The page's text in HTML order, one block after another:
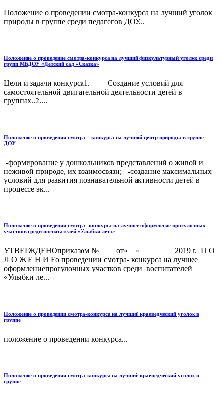
Положение о проведении смотра-конкурса на лучший уголок
природы в группе среди педагогов ДОУ...
Положение о проведение смотра-конкурса на лучший физкультурный уголок среди
групп МБДОУ «Детский сад «Сказка»
Цели и задачи конкурса1. Создание условий для
самостоятельной двигательной деятельности детей в
группах..2....
Положение о проведении смотра – конкурса на лучший центр природы в группе
ДОУ
-формирование у дошкольников представлений о живой и
неживой природе, их взаимосвязи; -создание максимальных
условий для развития познавательной активности детей в
процессе эк...
Положение о проведении смотра- конкурса на лучшее оформление прогулочных
участков среди воспитателей «Улыбки лета»
УТВЕРЖДЕНОприказом №____ от«__»_________2019 г. П О
Л О Ж Е Н И Ео проведении смотра- конкурса на лучшее
оформлениепрогулочных участков среди воспитателей
«Улыбки ле...
Положение о проведении смотра-конкурса на лучший краеведческий уголок в
группе
положение о проведении конкурса...
Положение о проведении смотра-конкурса на лучший краеведческий уголок в
группе